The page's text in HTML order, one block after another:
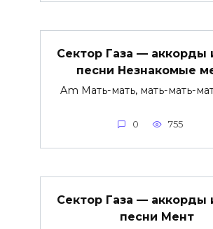
Сектор Газа — аккорды
песни Незнакомые
Am Мать-мать, мать-мать-
0 755
Сектор Газа — аккорды
песни Мент